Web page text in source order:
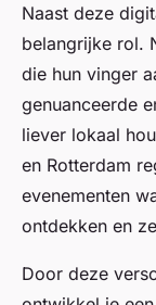
Naast deze
belangrijke rol.
die hun vinger
genuanceerde
liever lokaal
en Rotterdam
evenementen
ontdekken en
Door deze